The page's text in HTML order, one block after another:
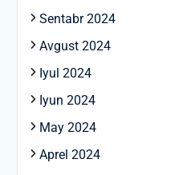
Sentabr 2024
Avgust 2024
Iyul 2024
Iyun 2024
May 2024
Aprel 2024